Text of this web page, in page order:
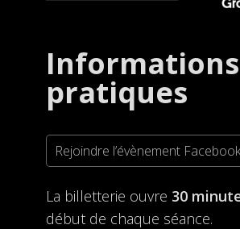
Informations
pratiques
Rejoindre l’évènement Facebook
La billetterie ouvre 30
début de chaque séance.